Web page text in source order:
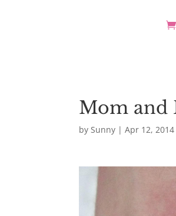
Mom and
bySunny |Apr 12, 2014